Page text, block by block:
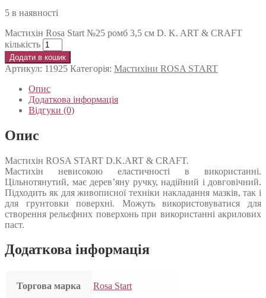
5 в наявності
Мастихін Rosa Start №25 ромб 3,5 см D. K. ART & CRAFT
кількість
Додати в кошик
Артикул: 11925 Категорія: Мастихіни ROSA START
Опис
Додаткова інформація
Відгуки (0)
Опис
Мастихін ROSA START D.K.ART & CRAFT.
Мастихін невисокою еластичності в використанні.
Цільнотянутий, має дерев’яну ручку, надійний і довговічний.
Підходить як для живописної техніки накладання мазків, так і
для грунтовки поверхні. Можуть використовуватися для
створення рельєфних поверхонь при використанні акрилових
паст.
Додаткова інформація
Торгова марка Rosa Start